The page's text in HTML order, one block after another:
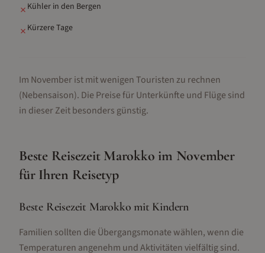
✗ Kühler in den Bergen
✗ Kürzere Tage
Im November ist mit wenigen Touristen zu rechnen
(Nebensaison). Die Preise für Unterkünfte und Flüge sind
in dieser Zeit besonders günstig.
Beste Reisezeit Marokko im November
für Ihren Reisetyp
Beste Reisezeit Marokko mit Kindern
Familien sollten die Übergangsmonate wählen, wenn die
Temperaturen angenehm und Aktivitäten vielfältig sind.